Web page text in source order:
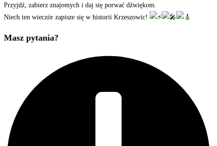
Przyjdź, zabierz znajomych i daj się porwać dźwiękom.
Niech ten wieczór zapisze się w historii Krzeszowic!
Masz pytania?